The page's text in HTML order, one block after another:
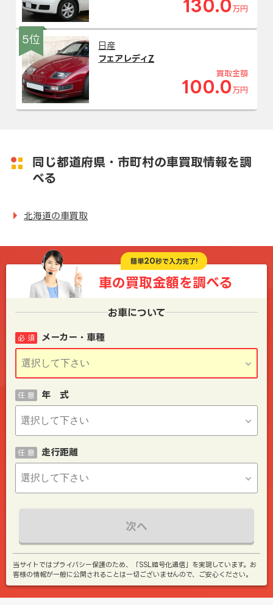
130.0 万円
5位
日産
フェアレディZ
買取金額
100.0 万円
同じ都道府県・市町村の車買取情報を調
べる
北海道の車買取
簡単20秒で入力完了!
車の買取金額を調べる
お車について
メーカー・車種
必 須
年 式
任 意
走行距離
任 意
次へ
当サイトではプライバシー保護のため、「SSL暗号化通信」を実現しています。お
客様の情報が一般に公開されることは一切ございませんので、ご安心ください。